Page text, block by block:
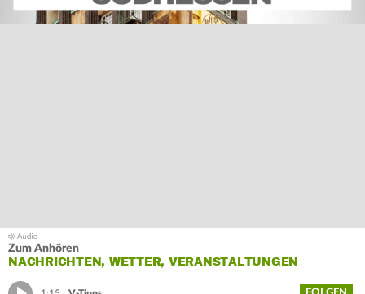
Zum Anhören
NACHRICHTEN, WETTER, VERANSTALTUNGEN